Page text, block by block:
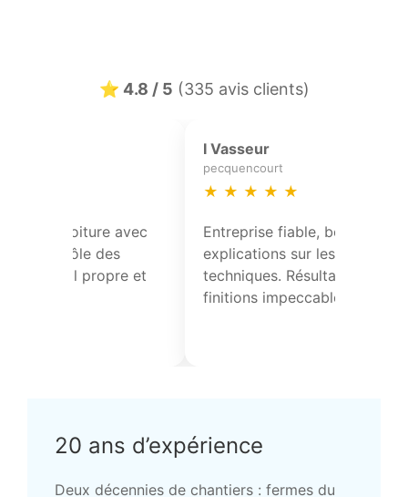
⭐ 4.8 / 5 (335 avis clients)
Réfection partielle de toiture avec
pose de solins et contrôle des
points singuliers. Travail propre et
Réfection
pose de
points
conforme.
20 ans d’expérience
Deux décennies de chantiers : fermes du